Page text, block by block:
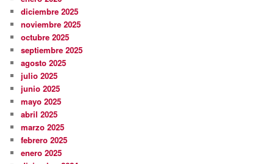
diciembre 2025
noviembre 2025
octubre 2025
septiembre 2025
agosto 2025
julio 2025
junio 2025
mayo 2025
abril 2025
marzo 2025
febrero 2025
enero 2025